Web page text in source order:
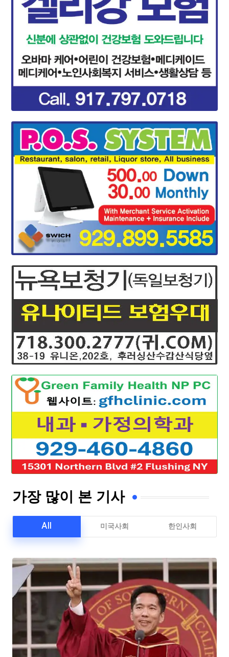
가장 많이 본 기사
All 미국사회 한인사회